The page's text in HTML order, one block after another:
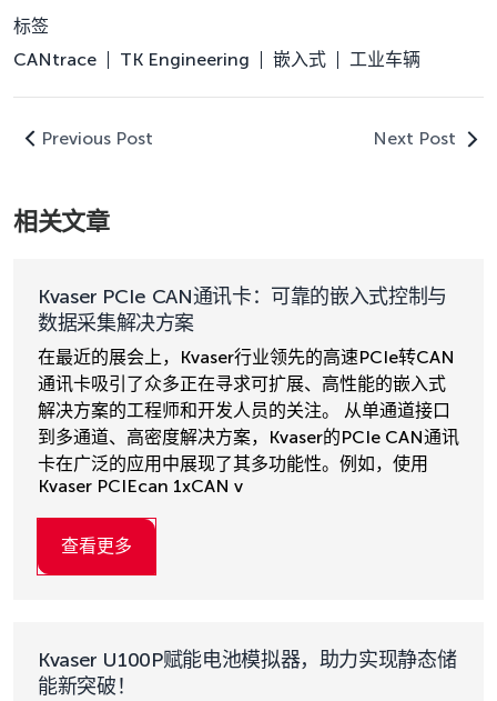
标签
CANtrace
TK Engineering 嵌入式 工业车辆
Previous Post Next Post
相关文章
Kvaser PCIe CAN通讯卡：可靠的嵌入式控制与
数据采集解决方案
在最近的展会上，Kvaser行业领先的高速PCIe转CAN
通讯卡吸引了众多正在寻求可扩展、高性能的嵌入式
解决方案的工程师和开发人员的关注。 从单通道接口
到多通道、高密度解决方案，Kvaser的PCIe CAN通讯
卡在广泛的应用中展现了其多功能性。例如，使用
Kvaser PCIEcan 1xCAN v
查看更多
Kvaser U100P赋能电池模拟器，助力实现静态储
能新突破！